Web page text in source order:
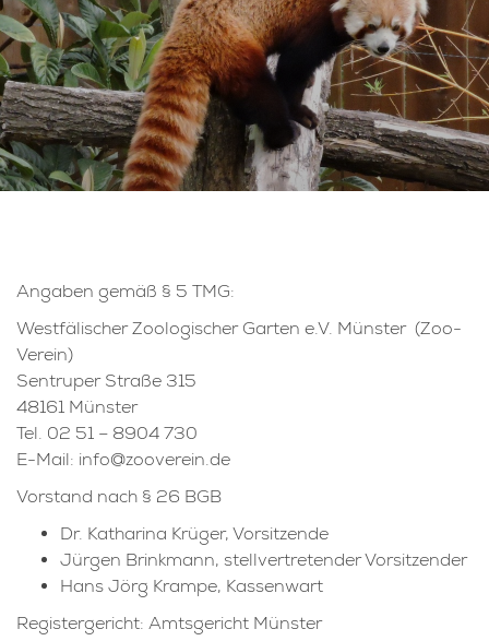
Angaben gemäß § 5 TMG:
Westfälischer Zoologischer Garten e.V. Münster (Zoo-
Verein)
Sentruper Straße 315
48161 Münster
Tel. 02 51 – 8904 730
E-Mail: info@zooverein.de
Vorstand nach § 26 BGB
Dr. Katharina Krüger, Vorsitzende
Jürgen Brinkmann, stellvertretender Vorsitzender
Hans Jörg Krampe, Kassenwart
Registergericht: Amtsgericht Münster